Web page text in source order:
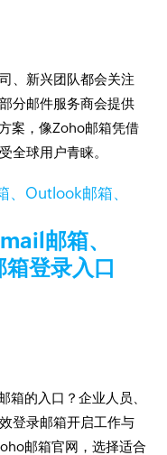
、新兴团队都会关注
分邮件服务商会提供
案，像Zoho邮箱凭借
全球用户青睐。
邮箱、
登录入口
的入口？企业人员、
登录邮箱开启工作与
邮箱官网，选择适合